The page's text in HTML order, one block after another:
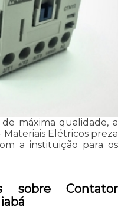
máxima qualidade, a
Elétricos preza
a instituição para os
sobre Contator